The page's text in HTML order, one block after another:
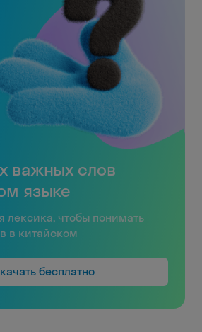
важных слов
языке
лексика, чтобы понимать
в китайском
бесплатно